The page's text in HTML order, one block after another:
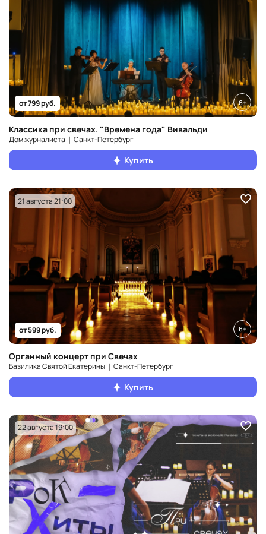
от 799 руб. 6+
Классика при свечах. "Времена года" Вивальди
Дом журналиста ❘ Санкт‑Петербург
Купить
21 августа 21:00
от 599 руб. 6+
Органный концерт при Свечах
Базилика Святой Екатерины ❘ Санкт‑Петербург
Купить
22 августа 19:00